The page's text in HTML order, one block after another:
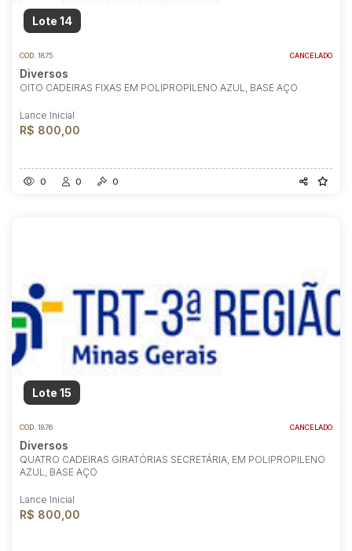
Lote 14
COD. 1875 CANCELADO
Diversos
OITO CADEIRAS FIXAS EM POLIPROPILENO AZUL, BASE AÇO
Lance Inicial
R$ 800,00
0 0 0
Lote 15
COD. 1876 CANCELADO
Diversos
QUATRO CADEIRAS GIRATÓRIAS SECRETÁRIA, EM POLIPROPILENO
AZUL, BASE AÇO
Lance Inicial
R$ 800,00